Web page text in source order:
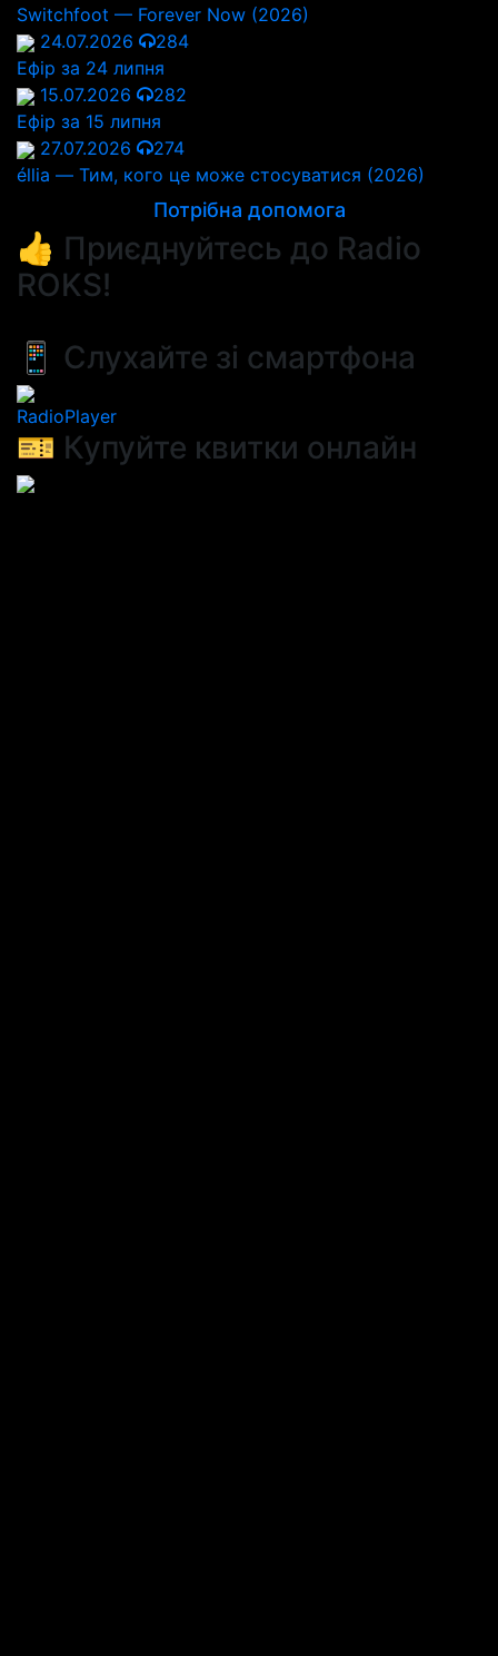
Switchfoot — Forever Now (2026)
24.07.2026
284
Ефір за 24 липня
15.07.2026
282
Ефір за 15 липня
27.07.2026
274
éllia — Тим, кого це може стосуватися (2026)
Потрібна допомога
👍 Приєднуйтесь до Radio
ROKS!
📱 Слухайте зі смартфона
RadioPlayer
🎫 Купуйте квитки онлайн